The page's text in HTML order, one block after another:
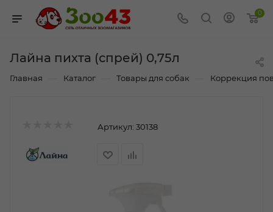
0
Лайна пихта (спрей) 0,75л
Главная Каталог Товары для собак Коррекция
Артикул: 30138